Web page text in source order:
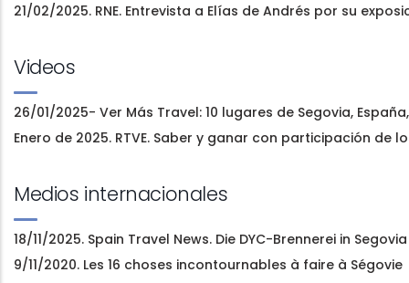
21/02/2025. RNE. Entrevista a Elías de Andrés por su
Videos
26/01/2025- Ver Más Travel: 10 lugares de Segovia,
Enero de 2025. RTVE. Saber y ganar con participación de
Medios internacionales
18/11/2025. Spain Travel News. Die DYC-Brennerei in
9/11/2020. Les 16 choses incontournables à faire à Ségovie